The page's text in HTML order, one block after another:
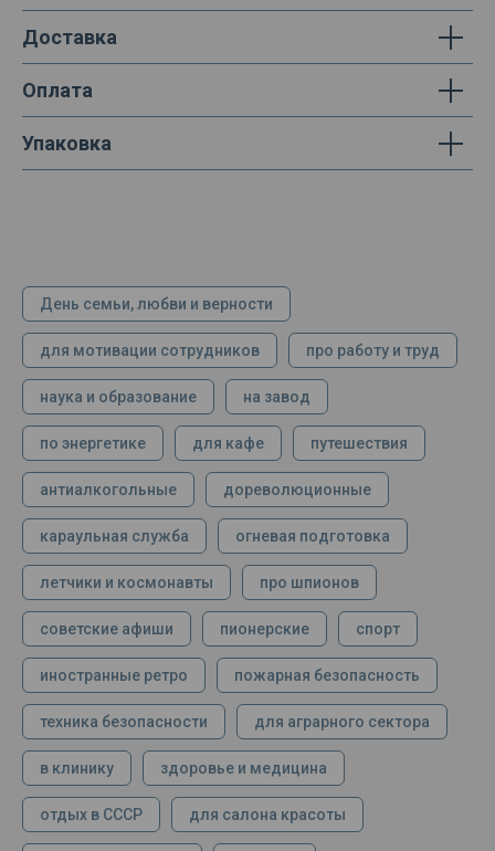
Доставка
Оплата
Упаковка
День семьи, любви и верности
для мотивации сотрудников про работу и труд
наука и образование на завод
по энергетике для кафе путешествия
антиалкогольные дореволюционные
караульная служба огневая подготовка
летчики и космонавты про шпионов
советские афиши пионерские спорт
иностранные ретро пожарная безопасность
техника безопасности для аграрного сектора
в клинику здоровье и медицина
отдых в СССР для салона красоты